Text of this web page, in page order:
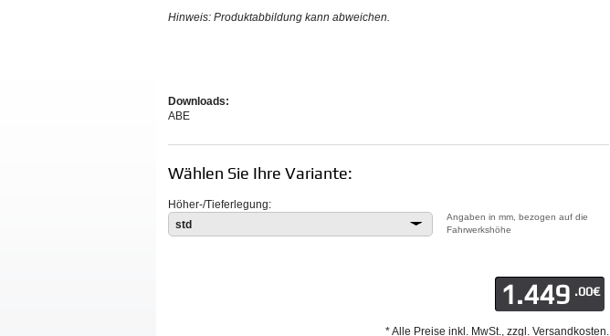
Hinweis: Produktabbildung kann abweichen.
Downloads:
ABE
Wählen Sie Ihre Variante:
Höher-/Tieferlegung:
std
Angaben in mm, bezogen auf die
Fahrwerkshöhe
1.449 .00€
* Alle Preise inkl. MwSt., zzgl. Versandkosten.